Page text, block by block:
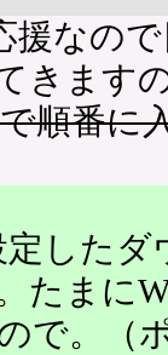
援なの
きます
順番に
定したダ
たまに
で。（